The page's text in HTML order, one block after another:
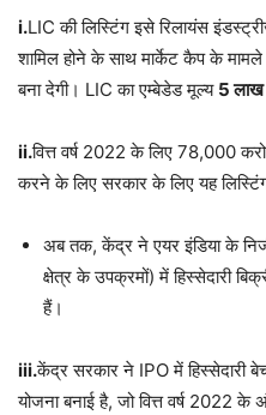
i.LIC की लिस्टिंग इसे रिलायंस
शामिल होने के साथ मार्केट कैप के
बना देगी। LIC का एम्बेडेड मूल्य 5
ii.वित्त वर्ष 2022 के लिए 78,000
करने के लिए सरकार के लिए यह लिस्टिंग
अब तक, केंद्र ने एयर इंडिया के
क्षेत्र के उपक्रमों) में हिस्सेदारी
हैं।
iii.केंद्र सरकार ने IPO में हिस्सेदारी
योजना बनाई है, जो वित्त वर्ष 2022